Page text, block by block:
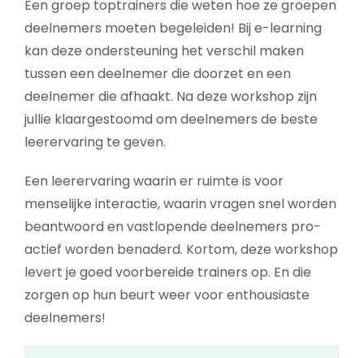
Een groep toptrainers die weten hoe ze groepen
deelnemers moeten begeleiden! Bij e-learning
kan deze ondersteuning het verschil maken
tussen een deelnemer die doorzet en een
deelnemer die afhaakt. Na deze workshop zijn
jullie klaargestoomd om deelnemers de beste
leerervaring te geven.
Een leerervaring waarin er ruimte is voor
menselijke interactie, waarin vragen snel worden
beantwoord en vastlopende deelnemers pro-
actief worden benaderd. Kortom, deze workshop
levert je goed voorbereide trainers op. En die
zorgen op hun beurt weer voor enthousiaste
deelnemers!